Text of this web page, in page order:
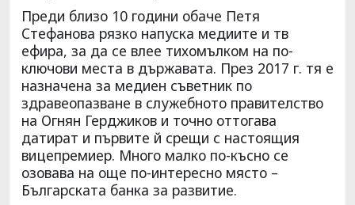
Преди близо 10 години обаче Петя
Стефанова рязко напуска медиите и тв
ефира, за да се влее тихомълком на по-
ключови места в държавата. През 2017 г. тя е
назначена за медиен съветник по
здравеопазване в служебното правителство
на Огнян Герджиков и точно оттогава
датират и първите й срещи с настоящия
вицепремиер. Много малко по-късно се
озовава на още по-интересно място –
Българската банка за развитие.